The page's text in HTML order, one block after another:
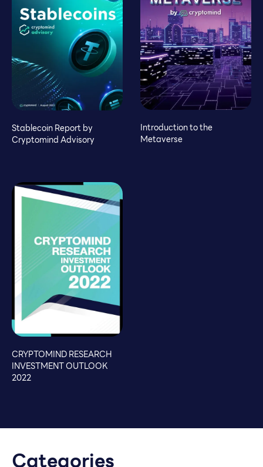
Stablecoin Report by
Cryptomind Advisory
Introduction to the
Metaverse
CRYPTOMIND RESEARCH
INVESTMENT OUTLOOK
2022